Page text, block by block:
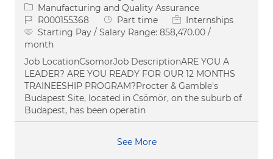
Category
Manufacturing and Quality Assurance
Job IdR000155368 Job Type
Part time
Internships
Starting Pay / Salary Range: 858,470.00 /
month
Job LocationCsomorJob DescriptionARE YOU A
LEADER? ARE YOU READY FOR OUR 12 MONTHS
TRAINEESHIP PROGRAM?Procter & Gamble's
Budapest Site, located in Csömör, on the suburb of
Budapest, has been operatin
See More